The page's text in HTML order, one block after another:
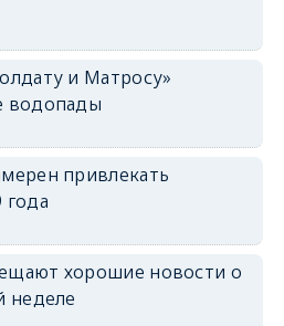
и Матросу»
водопады
привлекать
года
хорошие новости о
неделе